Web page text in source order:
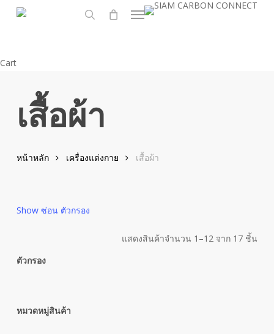
Menu
CartClose
เสื้อผ้า
หน้าหลัก เครื่องแต่งกาย เสื้อผ้า
Show ซ่อน ตัวกรอง
แสดงสินค้าจำนวน 1–12 จาก 17 ชิ้น
ตัวกรอง
หมวดหมู่สินค้า